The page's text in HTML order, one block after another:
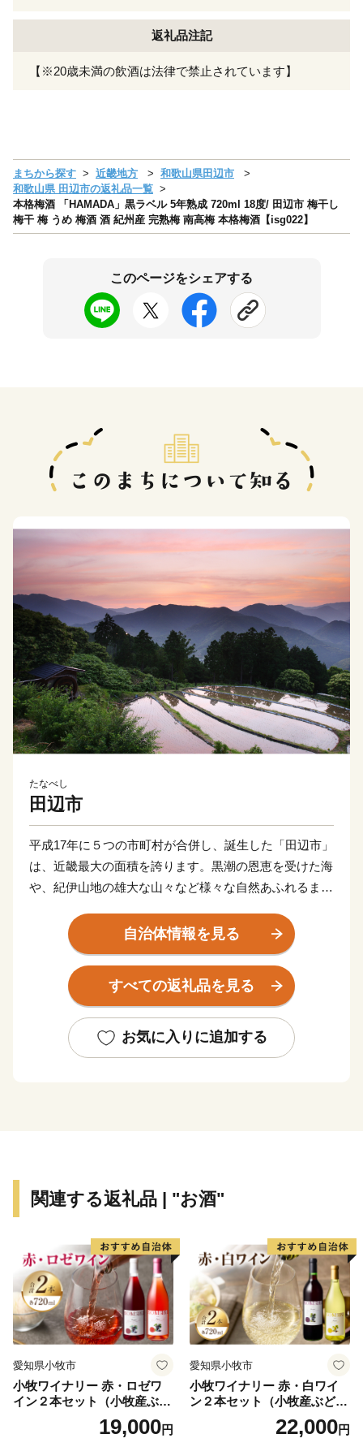
返礼品注記
【※20歳未満の飲酒は法律で禁止されています】
まちから探す 近畿地方
和歌山県田辺市
和歌山県 田辺市の返礼品一覧
本格梅酒 「HAMADA」黒ラベル 5年熟成 720ml 18度/ 田辺市 梅干し
梅干 梅 うめ 梅酒 酒 紀州産 完熟梅 南高梅 本格梅酒【isg022】
このページをシェアする
たなべし
田辺市
平成17年に５つの市町村が合併し、誕生した「田辺市」
は、近畿最大の面積を誇ります。黒潮の恩恵を受けた海
や、紀伊山地の雄大な山々など様々な自然あふれるまち
に登録されている熊野古道、里山の恩恵を活かした持続
可能な農業として世界農業遺産に認定されている「みな
べ・田辺の梅システム」の２つの世界遺産を有していま
す。旅人を癒す温泉、海の幸、山の幸などたくさんの魅
自治体情報を見る
すべての返礼品を見る
お気に入りに追加する
関連する返礼品 | "お酒"
愛知県小牧市
小牧ワイナリー 赤・ロゼワ
イン２本セット（小牧産ぶど
19,000円
愛知県小牧市
小牧ワイナリー 赤・白ワイ
ン２本セット（小牧産ぶどう
22,000円